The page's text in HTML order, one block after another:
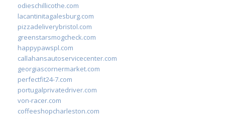
odieschillicothe.com
lacantinitagalesburg.com
pizzadeliverybristol.com
greenstarsmogcheck.com
happypawspl.com
callahansautoservicecenter.com
georgiascornermarket.com
perfectfit24-7.com
portugalprivatedriver.com
von-racer.com
coffeeshopcharleston.com